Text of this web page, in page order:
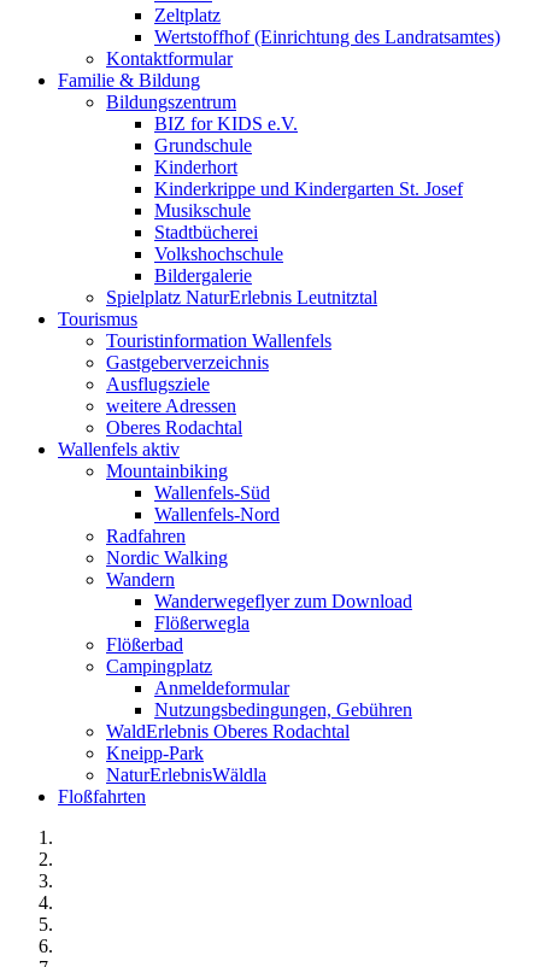
Zeltplatz
Wertstoffhof (Einrichtung des Landratsamtes)
Kontaktformular
Familie & Bildung
Bildungszentrum
BIZ for KIDS e.V.
Grundschule
Kinderhort
Kinderkrippe und Kindergarten St. Josef
Musikschule
Stadtbücherei
Volkshochschule
Bildergalerie
Spielplatz NaturErlebnis Leutnitztal
Tourismus
Touristinformation Wallenfels
Gastgeberverzeichnis
Ausflugsziele
weitere Adressen
Oberes Rodachtal
Wallenfels aktiv
Mountainbiking
Wallenfels-Süd
Wallenfels-Nord
Radfahren
Nordic Walking
Wandern
Wanderwegeflyer zum Download
Flößerwegla
Flößerbad
Campingplatz
Anmeldeformular
Nutzungsbedingungen, Gebühren
WaldErlebnis Oberes Rodachtal
Kneipp-Park
NaturErlebnisWäldla
Floßfahrten